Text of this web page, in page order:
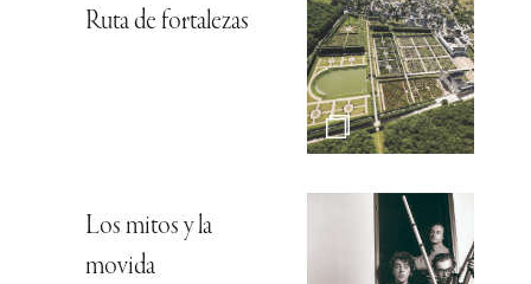
Ruta de fortalezas
Los mitos y la
movida